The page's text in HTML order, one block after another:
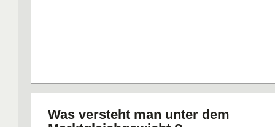
Was versteht man unter dem